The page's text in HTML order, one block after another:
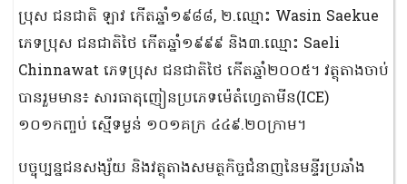
ប្រុស ជនជាតិ ឡាវ កើតឆ្នាំ១៩៨៨, ២.ឈ្មោះ Wasin Saekue
ភេទប្រុស ជនជាតិថៃ កើតឆ្នាំ១៩៩៩ និង៣.ឈ្មោះ Saeli
Chinnawat ភេទប្រុស ជនជាតិថៃ កើតឆ្នាំ២០០៥។ វត្ថុតាងចាប់
បានរួមមាន៖ សារធាតុញៀនប្រភេទម៉េតំហ្វេតាមីន(ICE)
១០១កញ្ចប់ ស្មើទម្ងន់ ១០១គក្រ ៤៤៩.២០ក្រាម។
បច្ចុប្បន្នជនសង្ស័យ និងវត្ថុតាងសមត្ថកិច្ចជំនាញនៃមន្ទីរប្រឆាំង